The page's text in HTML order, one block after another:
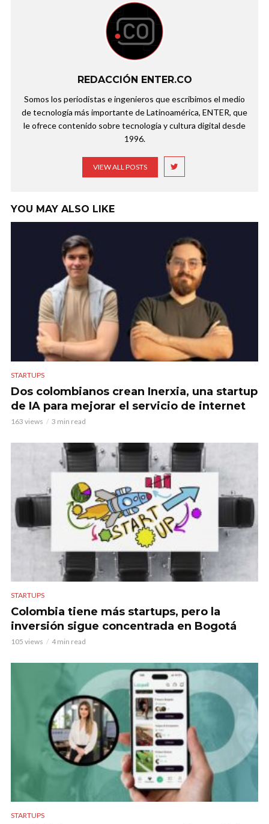
REDACCIÓN ENTER.CO
Somos los periodistas e ingenieros que escribimos el medio
de tecnología más importante de Latinoamérica, ENTER, que
le ofrece contenido sobre tecnología y cultura digital desde
1996.
VIEW ALL POSTS
YOU MAY ALSO LIKE
STARTUPS
Dos colombianos crean Inerxia, una startup
de IA para mejorar el servicio de internet
163 views 3 min read
STARTUPS
Colombia tiene más startups, pero la
inversión sigue concentrada en Bogotá
105 views 4 min read
STARTUPS